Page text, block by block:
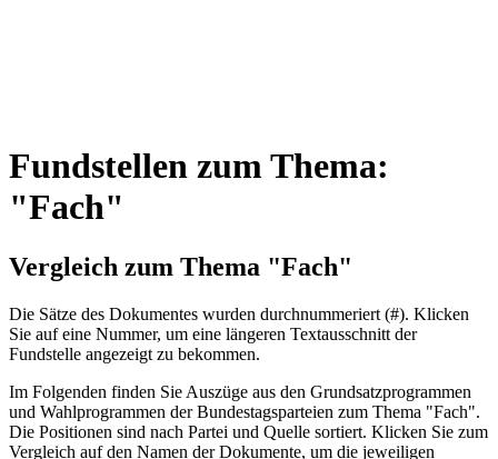
Fundstellen zum Thema:
"Fach"
Vergleich zum Thema "Fach"
Die Sätze des Dokum­entes wurden durch­nummeriert (#). Klicken
Sie auf eine Nummer, um eine längeren Textausschnitt der
Fundstelle angezeigt zu bekommen.
Im Folgenden finden Sie Auszüge aus den Grundsatz­program­men
und Wahl­program­men der Bundes­tags­parteien zum Thema "Fach".
Die Posi­tionen sind nach Partei und Quelle sortiert. Klicken Sie zum
Vergleich auf den Namen der Dokumente, um die jeweiligen